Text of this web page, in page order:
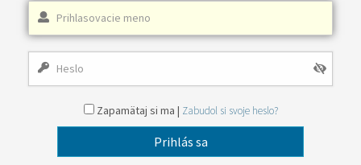
Zapamätaj si ma | Zabudol si svoje heslo?